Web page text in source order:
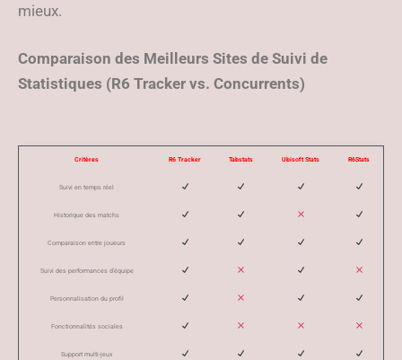
mieux.
Comparaison des Meilleurs Sites de Suivi de
Statistiques (R6 Tracker vs. Concurrents)
Critères R6 Tracker Tabstats Ubisoft Stats R6Stats
Suivi en temps réel
Historique des matchs
Comparaison entre joueurs
Suivi des performances d’équipe
Personnalisation du profil
Fonctionnalités sociales
Support multi-jeux